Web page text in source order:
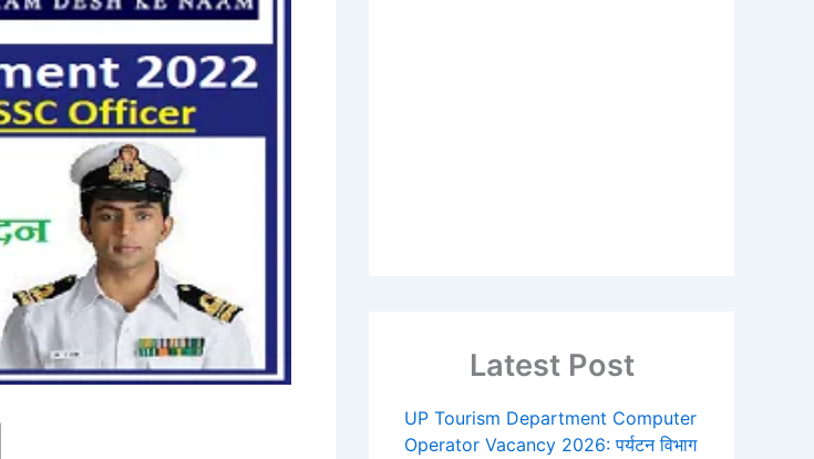
Latest Post
UP Tourism Department Computer
Operator Vacancy 2026: पर्यटन विभाग